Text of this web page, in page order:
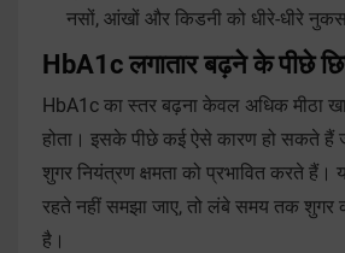
नसों, आंखों और किडनी को धीरे-धीरे
HbA1c लगातार बढ़ने के पीछे
HbA1c का स्तर बढ़ना केवल अधिक मीठा
होता। इसके पीछे कई ऐसे कारण हो सकते हैं
शुगर नियंत्रण क्षमता को प्रभावित करते हैं।
रहते नहीं समझा जाए, तो लंबे समय तक शुगर
है।